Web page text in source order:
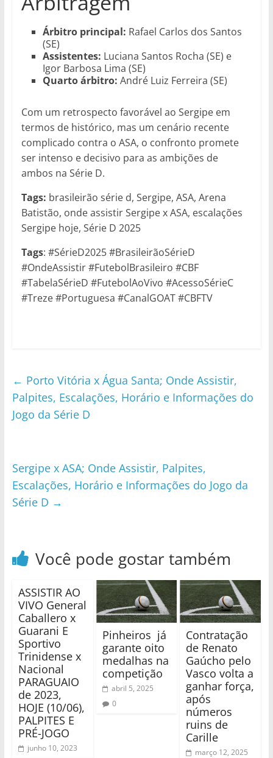
Árbitro principal: Rafael Carlos dos Santos
(SE)
Assistentes: Luciana Santos Rocha (SE) e
Igor Barbosa Lima (SE)
Quarto árbitro: André Luiz Ferreira (SE)
Com um retrospecto favorável ao Sergipe em
termos de histórico, mas um cenário recente
complicado contra o ASA, o confronto promete
ser intenso e decisivo para as ambições de
ambos na Série D.
Tags: brasileirão série d, Sergipe, ASA, Arena
Batistão, onde assistir Sergipe x ASA, escalações
Sergipe hoje, Série D 2025
Tags: #SérieD2025 #BrasileirãoSérieD
#OndeAssistir #FutebolBrasileiro #CBF
#TabelaSérieD #FutebolAoVivo #AcessoSérieC
#Treze #Portuguesa #CanalGOAT #CBFTV
← Porto Vitória x Água Santa; Onde Assistir,
Palpites, Escalações, Horário e Informações do
Jogo da Série D
Sergipe x ASA; Onde Assistir, Palpites,
Escalações, Horário e Informações do Jogo da
Série D →
Você pode gostar também
ASSISTIR AO
VIVO General
Caballero x
Guarani E
Sportivo
Trinidense x
Nacional
PARAGUAIO
de 2023,
HOJE (10/06),
PALPITES E
PRÉ-JOGO
junho 10, 2023
Pinheiros já
garante oito
medalhas na
competição
abril 5, 2025
0
Contratação
de Renato
Gaúcho pelo
Vasco volta a
ganhar força,
após
números
ruins de
Carille
março 12, 2025